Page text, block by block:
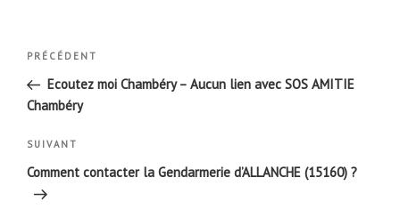
Navigation
l’article
Article
précédent
PRÉCÉDENT
Ecoutez moi Chambéry – Aucun lien avec SOS AMITIE
Chambéry
Article
suivant
SUIVANT
Comment contacter la Gendarmerie d’ALLANCHE (15160) ?